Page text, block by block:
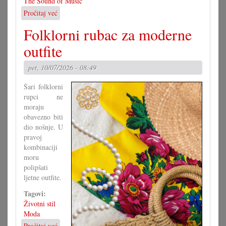
Pročitaj već
Američki
hit
na
mjenovskoj
pozornici
Folklorni rubac za moderne
outfite
pet, 10/07/2026 - 08:49
Šari folklorni
rupci ne
moraju
obavezno biti
dio nošnje. U
pravoj
kombinaciji
moru
polipšati
ljetne outfite.
Tagovi:
Životni stil
Moda